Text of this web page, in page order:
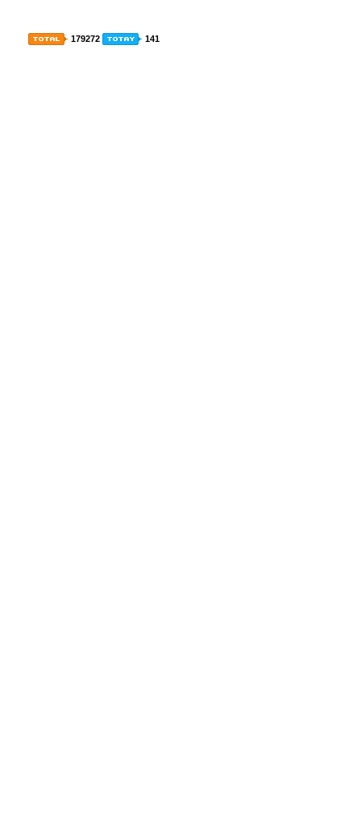
179272 141